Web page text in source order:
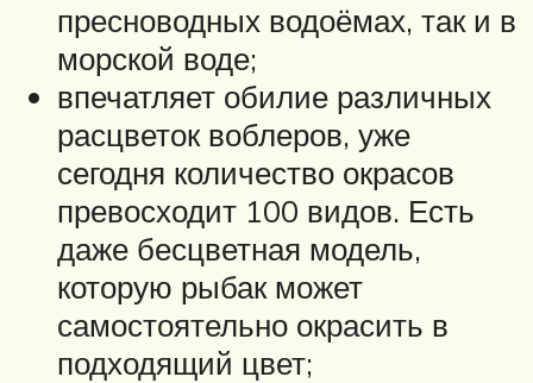
пресноводных водоёмах, так и в
морской воде;
впечатляет обилие различных
расцветок воблеров, уже
сегодня количество окрасов
превосходит 100 видов. Есть
даже бесцветная модель,
которую рыбак может
самостоятельно окрасить в
подходящий цвет;